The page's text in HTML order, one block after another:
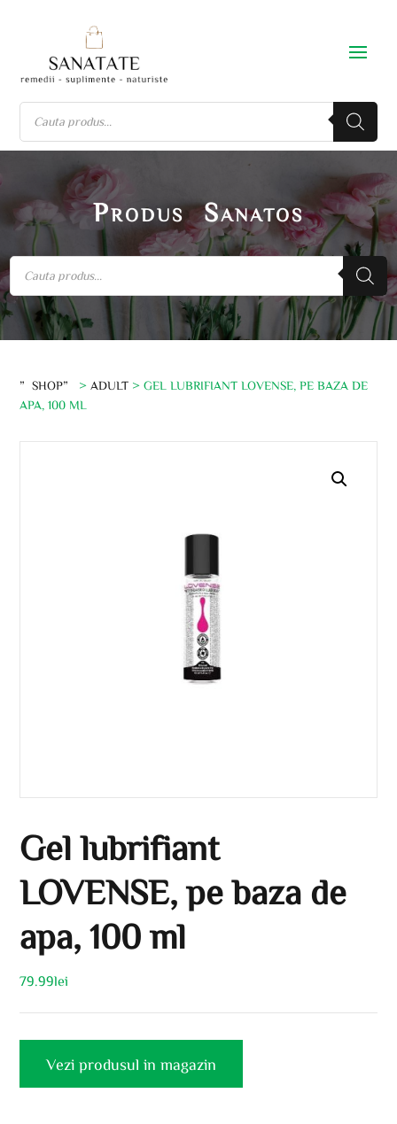
Produs Sanatos
”SHOP” > ADULT > GEL LUBRIFIANT LOVENSE, PE BAZA DE
APA, 100 ML
Gel lubrifiant
LOVENSE, pe baza de
apa, 100 ml
79.99lei
Vezi produsul in magazin